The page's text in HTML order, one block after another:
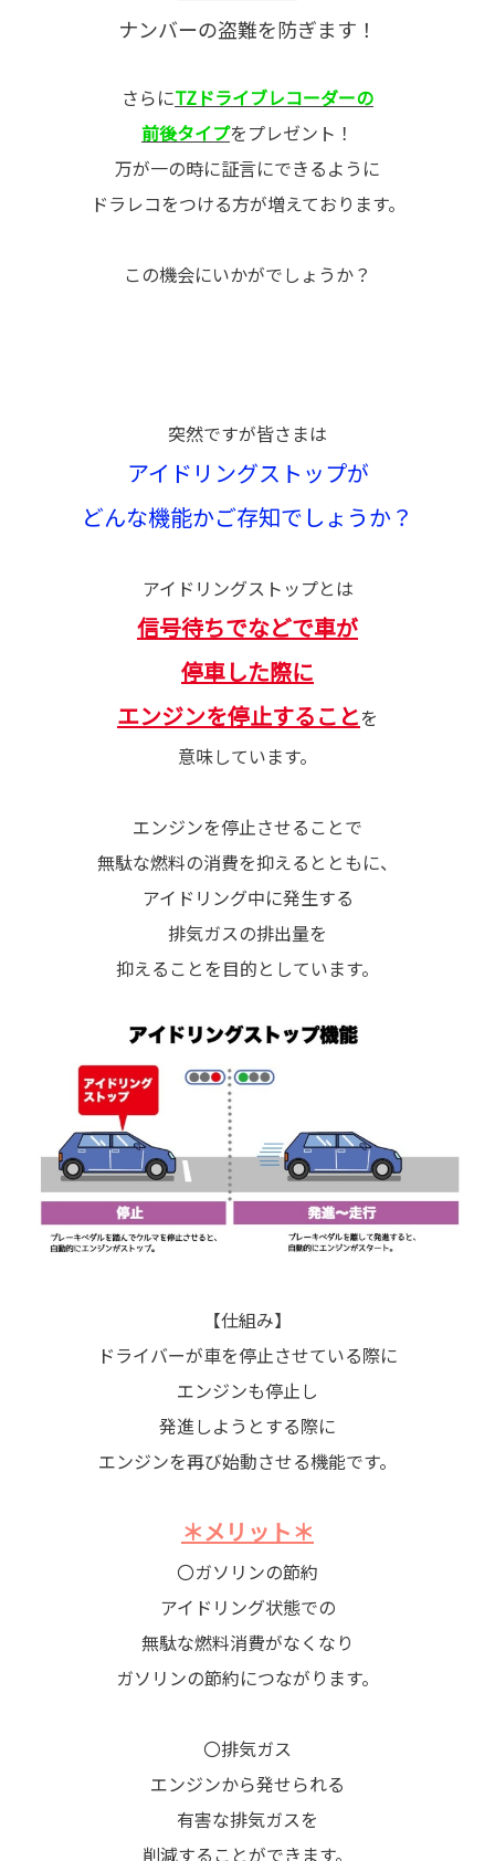
ナンバーの盗難を防ぎます！
さらにTZドライブレコーダーの
前後タイプをプレゼント！
万が一の時に証言にできるように
ドラレコをつける方が増えております。
この機会にいかがでしょうか？
突然ですが皆さまは
アイドリングストップが
どんな機能かご存知でしょうか？
アイドリングストップとは
信号待ちでなどで車が
停車した際に
エンジンを停止することを
意味しています。
エンジンを停止させることで
無駄な燃料の消費を抑えるとともに、
アイドリング中に発生する
排気ガスの排出量を
抑えることを目的としています。
【仕組み】
ドライバーが車を停止させている際に
エンジンも停止し
発進しようとする際に
エンジンを再び始動させる機能です。
＊メリット＊
〇ガソリンの節約
アイドリング状態での
無駄な燃料消費がなくなり
ガソリンの節約につながります。
〇排気ガス
エンジンから発せられる
有害な排気ガスを
削減することができます。